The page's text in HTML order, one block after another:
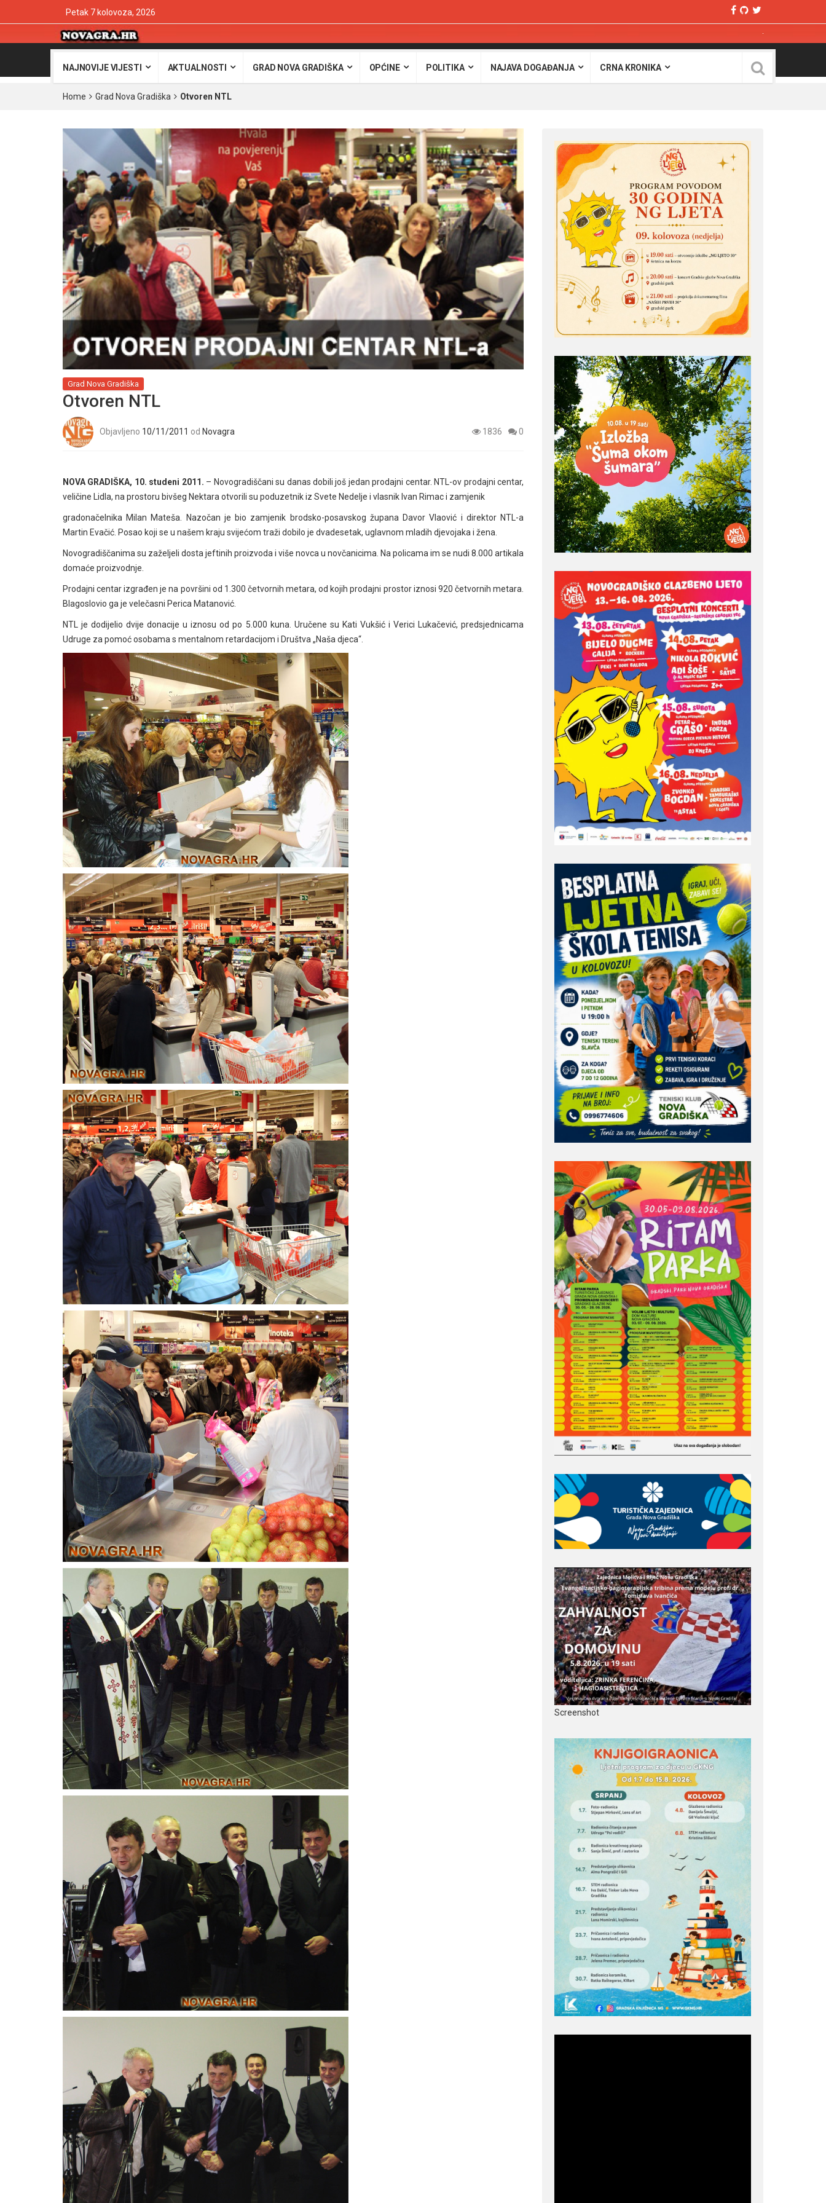
Petak 7 kolovoza, 2026
NAJNOVIJE VIJESTI AKTUALNOSTI GRAD NOVA GRADIŠKA OPĆINE POLITIKA NAJAVA DOGAĐANJA CRNA KRONIKA
Home Grad Nova Gradiška Otvoren NTL
Grad Nova Gradiška
Otvoren NTL
Objavljeno 10/11/2011 od Novagra 1836 0
NOVA GRADIŠKA, 10. studeni 2011. – Novogradiščani su danas dobili još jedan prodajni centar. NTL-ov prodajni centar,
veličine Lidla, na prostoru bivšeg Nektara otvorili su poduzetnik iz Svete Nedelje i vlasnik Ivan Rimac i zamjenik
gradonačelnika Milan Mateša. Nazočan je bio zamjenik brodsko-posavskog župana Davor Vlaović i direktor NTL-a
Martin Evačić. Posao koji se u našem kraju svijećom traži dobilo je dvadesetak, uglavnom mladih djevojaka i žena.
Novogradiščanima su zaželjeli dosta jeftinih proizvoda i više novca u novčanicima. Na policama im se nudi 8.000 artikala
domaće proizvodnje.
Prodajni centar izgrađen je na površini od 1.300 četvornih metara, od kojih prodajni prostor iznosi 920 četvornih metara.
Blagoslovio ga je velečasni Perica Matanović.
NTL je dodijelio dvije donacije u iznosu od po 5.000 kuna. Uručene su Kati Vukšić i Verici Lukačević, predsjednicama
Udruge za pomoć osobama s mentalnom retardacijom i Društva „Naša djeca“.
Screenshot